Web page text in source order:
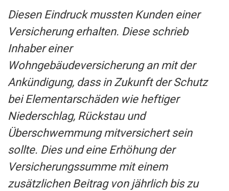
Diesen Eindruck mussten Kunden einer
Versicherung erhalten. Diese schrieb
Inhaber einer
Wohngebäudeversicherung an mit der
Ankündigung, dass in Zukunft der Schutz
bei Elementarschäden wie heftiger
Niederschlag, Rückstau und
Überschwemmung mitversichert sein
sollte. Dies und eine Erhöhung der
Versicherungssumme mit einem
zusätzlichen Beitrag von jährlich bis zu